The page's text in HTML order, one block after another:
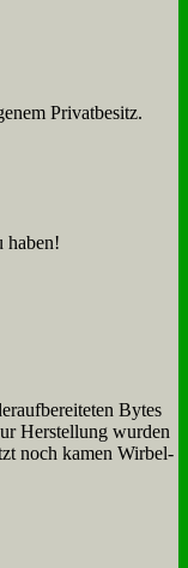
Privatbesitz.
haben!
Bytes
Herstellung wurden
noch kamen Wir­bel­